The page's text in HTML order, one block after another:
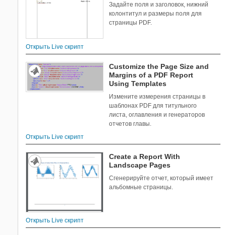
Задайте поля и заголовок, нижний
колонтитул и размеры поля для
страницы PDF.
Открыть Live скрипт
Customize the Page Size and
Margins of a PDF Report
Using Templates
Измените измерения страницы в
шаблонах PDF для титульного
листа, оглавления и генераторов
отчетов главы.
Открыть Live скрипт
Create a Report With
Landscape Pages
Сгенерируйте отчет, который имеет
альбомные страницы.
Открыть Live скрипт